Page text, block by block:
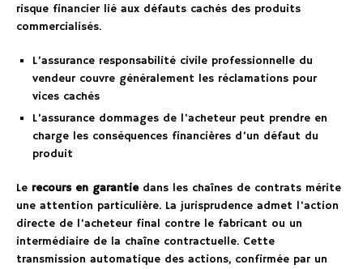
risque financier lié aux défauts cachés des produits
commercialisés.
L’assurance responsabilité civile professionnelle du
vendeur couvre généralement les réclamations pour
vices cachés
L’assurance dommages de l’acheteur peut prendre en
charge les conséquences financières d’un défaut du
produit
Le recours en garantiedans les chaînes de contrats mérite
une attention particulière. La jurisprudence admet l’action
directe de l’acheteur final contre le fabricant ou un
intermédiaire de la chaîne contractuelle. Cette
transmission automatique des actions, confirmée par un